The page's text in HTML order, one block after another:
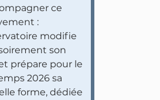
ce
:
modifie
son
prépare pour le
2026 sa
forme, dédiée